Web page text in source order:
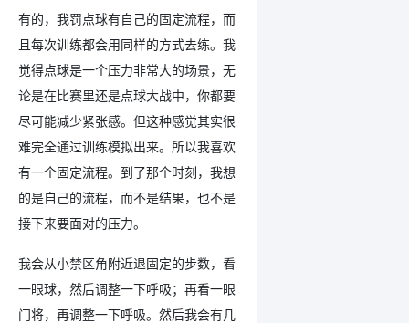
有的，我罚点球有自己的固定流程，而
且每次训练都会用同样的方式去练。我
觉得点球是一个压力非常大的场景，无
论是在比赛里还是点球大战中，你都要
尽可能减少紧张感。但这种感觉其实很
难完全通过训练模拟出来。所以我喜欢
有一个固定流程。到了那个时刻，我想
的是自己的流程，而不是结果，也不是
接下来要面对的压力。
我会从小禁区角附近退固定的步数，看
一眼球，然后调整一下呼吸；再看一眼
门将，再调整一下呼吸。然后我会有几